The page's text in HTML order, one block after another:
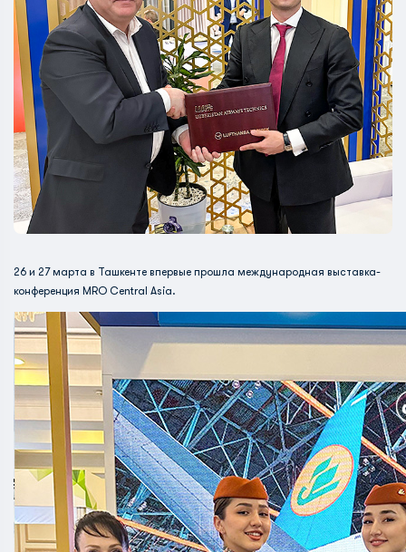
26 и 27 марта в Ташкенте впервые прошла международная выставка-
конференция MRO Central Asia.